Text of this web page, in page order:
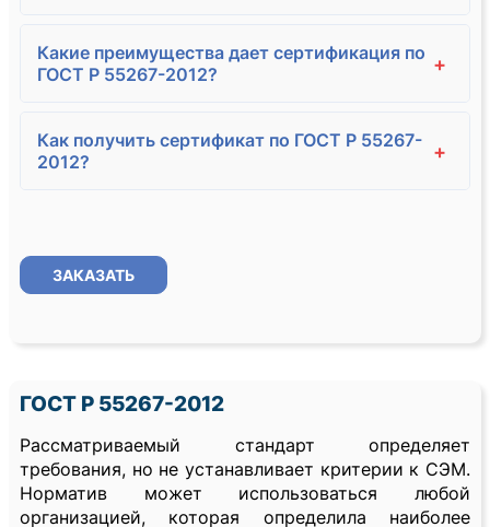
Какие преимущества дает сертификация по
ГОСТ Р 55267-2012?
+
Как получить сертификат по ГОСТ Р 55267-
2012?
+
ЗАКАЗАТЬ
ГОСТ Р 55267-2012
Рассматриваемый стандарт определяет
требования, но не устанавливает критерии к СЭМ.
Норматив может использоваться любой
организацией, которая определила наиболее